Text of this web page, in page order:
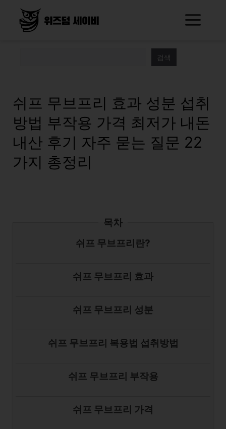
검색
쉬프 무브프리 효과 성분 섭취
방법 부작용 가격 최저가 내돈
내산 후기 자주 묻는 질문 22
가지 총정리
목차
쉬프 무브프리란?
쉬프 무브프리 효과
쉬프 무브프리 성분
쉬프 무브프리 복용법 섭취방법
쉬프 무브프리 부작용
쉬프 무브프리 가격